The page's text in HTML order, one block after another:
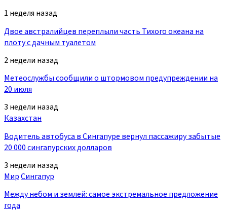
1 неделя назад
Двое австралийцев переплыли часть Тихого океана на
плоту с дачным туалетом
2 недели назад
Метеослужбы сообщили о штормовом предупреждении на
20 июля
3 недели назад
Казахстан
Водитель автобуса в Сингапуре вернул пассажиру забытые
20 000 сингапурских долларов
3 недели назад
МирСингапур
Между небом и землей: самое экстремальное предложение
года